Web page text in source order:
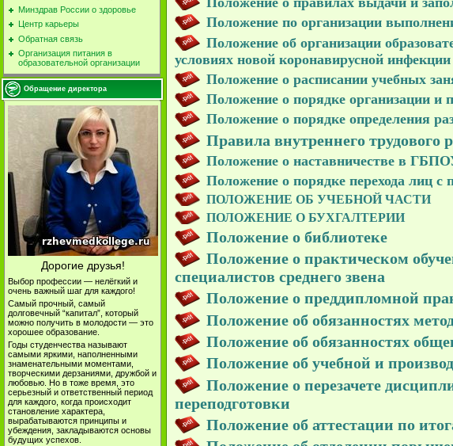
Минздрав России о здоровье
Центр карьеры
Обратная связь
Организация питания в
образовательной организации
Обращение директора
Дорогие друзья!
Выбор профессии — нелёгкий и
очень важный шаг для каждого!
Самый прочный, самый
долговечный “капитал”, который
можно получить в молодости — это
хорошее образование.
Годы студенчества называют
самыми яркими, наполненными
знаменательными моментами,
творческими дерзаниями, дружбой и
любовью. Но в тоже время, это
серьезный и ответственный период
для каждого, когда происходит
становление характера,
вырабатываются принципы и
убеждения, закладываются основы
будущих успехов.
Положение по организации
Положение об организации
условиях новой коронавирусной инфекции
Положение о расписании учебных
Положение о порядке организации и
Положение о порядке определения
Правила внутреннего трудового
Положение о наставничестве в
Положение о порядке перехода лиц с
ПОЛОЖЕНИЕ ОБ УЧЕБНОЙ ЧАСТИ
ПОЛОЖЕНИЕ О БУХГАЛТЕРИИ
Положение о библиотеке
Положение о практическом
специалистов среднего звена
Положение о преддипломной
Положение об обязанностях
Положение об обязанностях
Положение об учебной и
Положение о перезачете
переподготовки
Положение об аттестации по